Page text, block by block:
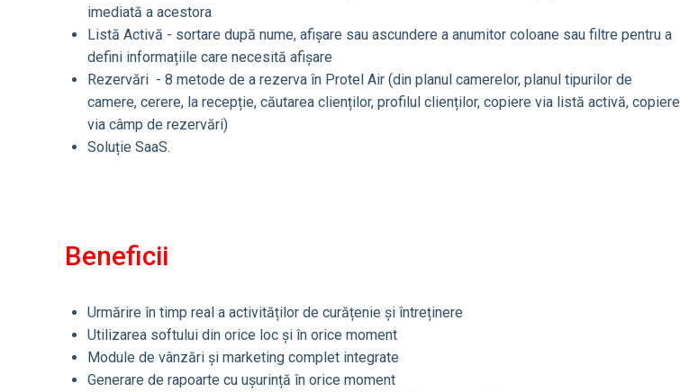
imediată a acestora
Listă Activă - sortare după nume, afișare sau ascundere a anumitor coloane sau filtre pentru a
defini informațiile care necesită afișare
Rezervări - 8 metode de a rezerva în Protel Air (din planul camerelor, planul tipurilor de
camere, cerere, la recepție, căutarea clienților, profilul clienților, copiere via listă activă, copiere
via câmp de rezervări)
Soluție SaaS.
Beneficii
Urmărire în timp real a activităților de curățenie și întreținere
Utilizarea softului din orice loc și în orice moment
Module de vânzări și marketing complet integrate
Generare de rapoarte cu ușurință în orice moment